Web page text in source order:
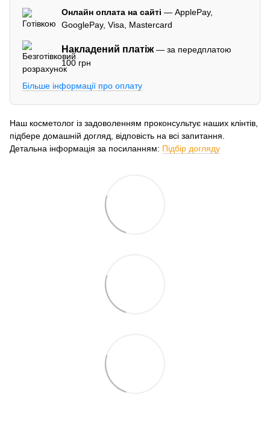
Онлайн оплата на сайті — ApplePay,
GooglePay, Visa, Mastercard
Накладений платіж— за передплатою
100 грн
Більше інформації про оплату
Наш косметолог із задоволенням проконсультує наших клінтів,
підбере домашній догляд, відповість на всі запитання.
Детальна інформація за посиланням: Підбір догляду